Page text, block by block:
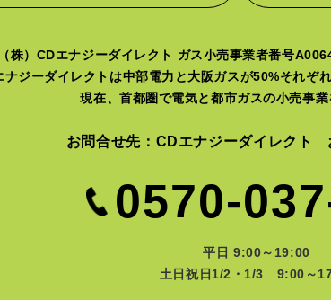
（株）CDエナジーダイレクト ガス小売事業者番号
ナジーダイレクトは中部電力と大阪ガスが50%それぞ
現在、首都圏で電気と都市ガスの小売事業
お問合せ先：CDエナジーダイレクト
0570-
平日 9:00～19:00
土日祝日1/2・1/3 9:00～